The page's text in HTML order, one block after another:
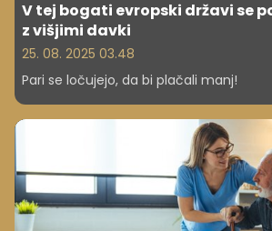
V tej bogati evropski državi se
z višjimi davki
25. 08. 2025 03.48
Pari se ločujejo, da bi plačali manj!